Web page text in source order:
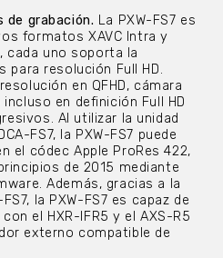
de grabación. La PXW-FS7 es
formatos XAVC Intra y
cada uno soporta la
para resolución Full HD.
en QFHD, cámara
en definición Full HD
Al utilizar la unidad
FS7, la PXW-FS7 puede
el códec Apple ProRes 422,
de 2015 mediante
Además, gracias a la
la PXW-FS7 es capaz de
el HXR-IFR5 y el AXS-R5
externo compatible de